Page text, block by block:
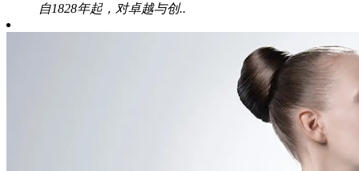
自1828年起，对卓越与创..